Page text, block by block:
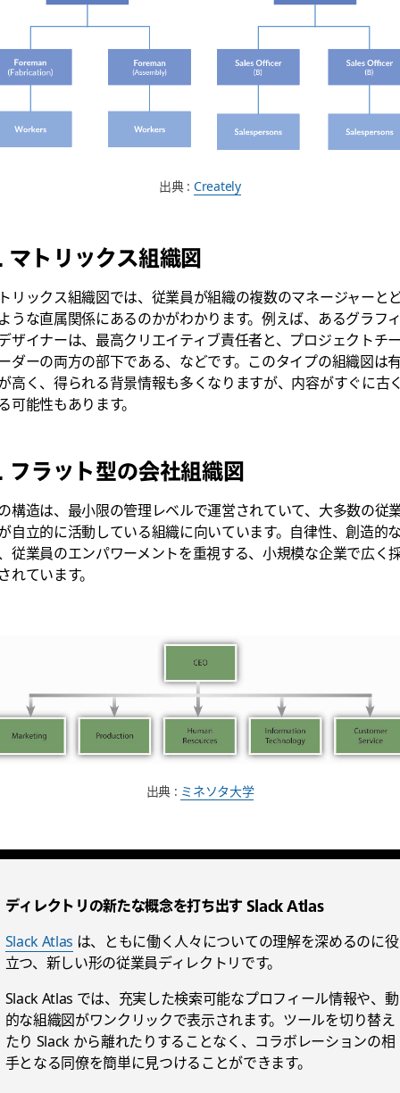
出典 : Creately
マトリックス組織図
リックス組織図では、従業員が組織の複数のマネージャーと
うな直属関係にあるのかがわかります。例えば、あるグラフ
ザイナーは、最高クリエイティブ責任者と、プロジェクトチ
ダーの両方の部下である、などです。このタイプの組織図は
高く、得られる背景情報も多くなりますが、内容がすぐに古く
可能性もあります。
フラット型の会社組織図
構造は、最小限の管理レベルで運営されていて、大多数の従
自立的に活動している組織に向いています。自律性、創造的
従業員のエンパワーメントを重視する、小規模な企業で広く
れています。
出典 : ミネソタ大学
ディレクトリの新たな概念を打ち出す Slack Atlas
Slack Atlas は、ともに働く人々についての理解を深めるのに役
立つ、新しい形の従業員ディレクトリです。
Slack Atlas では、充実した検索可能なプロフィール情報や、動
的な組織図がワンクリックで表示されます。ツールを切り替え
たり Slack から離れたりすることなく、コラボレーションの相
手となる同僚を簡単に見つけることができます。